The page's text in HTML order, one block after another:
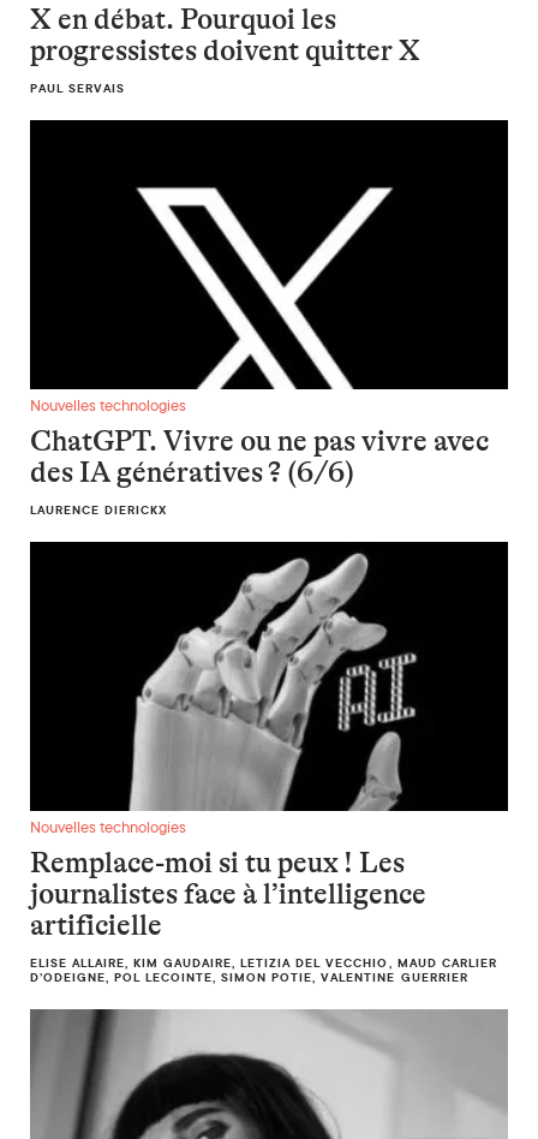
X en débat. Pourquoi les
progressistes doivent quitter X
PAUL SERVAIS
ChatGPT. Vivre ou ne pas vivre avec des IA génératives ? (6/
Nouvelles technologies
ChatGPT. Vivre ou ne pas vivre avec
des IA génératives ? (6/6)
LAURENCE DIERICKX
Remplace-moi si tu peux ! Les journalistes face à
Nouvelles technologies
Remplace-moi si tu peux ! Les
journalistes face à l’intelligence
artificielle
ELISE ALLAIRE, KIM GAUDAIRE, LETIZIA DEL VECCHIO, MAUD CARLIER
D’ODEIGNE, POL LECOINTE, SIMON POTIE, VALENTINE GUERRIER